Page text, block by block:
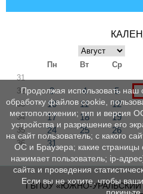
Пн Вт Ср
31
32 3 4 5
33 10 11 12
34 17 18 19
35 24 25 26
36 31
ГБПОУ «ЮЖНО-
Продолжая использовать наш
обработку файлов cookie,
местоположении; тип и версия
устройства и разрешение его
на сайт пользователь; с какого
ОС и Браузера; какие страницы
нажимает пользователь; ip-
сайта и проведения
Если вы не хотите, чтобы